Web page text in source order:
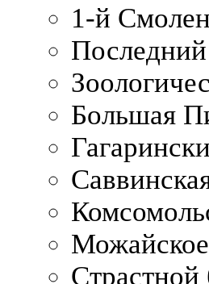
1-й
Большая
Страстной